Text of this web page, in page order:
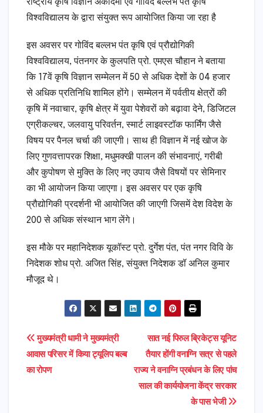
राष्ट्रीय कृषि विज्ञान अकादमी एवं गोविंद बल्लभ पंत कृषि
विश्वविद्यालय के द्वारा संयुक्त रूप आयोजित किया जा रहा है
इस अवसर पर गोविंद बल्लभ पंत कृषि एवं प्रौद्योगिकी
विश्वविद्यालय, पंतनगर के कुलपति प्रो. एमएस चौहान ने बताया
कि 17वें कृषि विज्ञान सम्मेलन में 50 से अधिक देशों के 04 हजार
से अधिक प्रतिनिधि शामिल होंगे। सम्मेलन में पर्वतीय क्षेत्रों की
कृषि में नवाचार, कृषि क्षेत्र में युवा पेशेवरों को बढ़ावा देने, डिजिटल
एग्रीकल्चर, जलवायु परिवर्तन, स्मार्ट लाइवस्टॉक फार्मिंग जैसे
विषय पर पैनल चर्चा की जाएगी। साथ ही विज्ञान में नई खोज के
लिए गुणवत्तापरक शिक्षा, मधुमक्खी पालन की संभावनाएं, गरीबी
और कुपोषण से मुक्ति के लिए नए उपाय जैसे विषयों पर सेमिनार
का भी आयोजन किया जाएगा। इस अवसर पर एक कृषि
प्रौद्योगिकी प्रदर्शनी भी आयोजित की जाएगी जिसमें देश विदेश के
200 से अधिक संस्थान भाग लेंगे।
इस मौके पर महानिदेशक यूकॉस्ट प्रो. दुर्गेश पंत, पंत नगर विवि के
निदेशक शोध प्रो. अजित सिंह, संयुक्त निदेशक डॉ अनिल कुमार
मौजूद थे।
Post
navigation
सात नई पिरुल ब्रिकेट्स यूनिट
तैयार होंगी वनाग्नि सत्र से पहले
राज्य ने वनाग्नि प्रबंधन के लिए पांच
साल की कार्ययोजना केंद्र सरकार
के पास भेजी
मुख्यमंत्री धामी ने मुख्यमंत्री
आवास परिसर में किया ट्यूलिप बल्ब
का रोपण